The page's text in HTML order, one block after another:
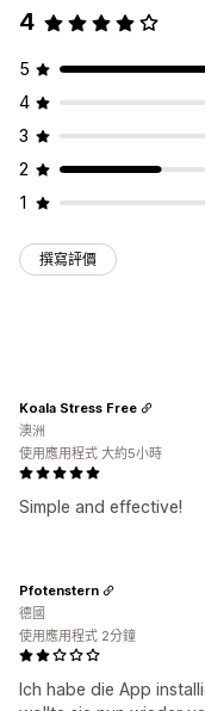
4
5
4
3
2
1
撰寫評價
Simple and effective!
Koala Stress Free
澳洲
使用應用程式 大約5小時
Ich habe die App
Pfotenstern
德國
使用應用程式 2分鐘